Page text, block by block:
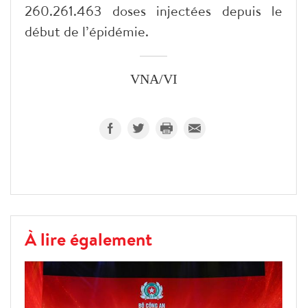
260.261.463 doses injectées depuis le
début de l’épidémie.
VNA/VI
À lire également